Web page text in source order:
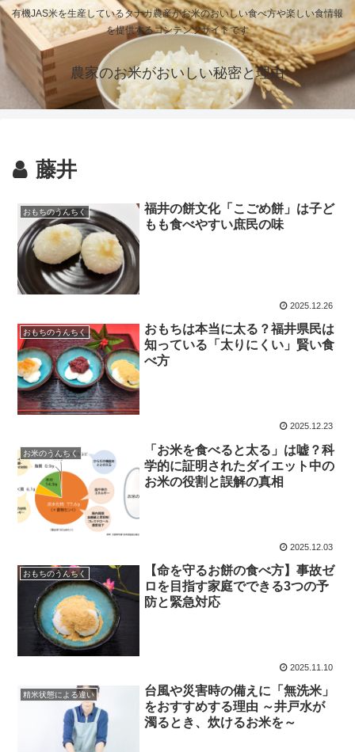
有機JAS米を生産しているタナカ農産がお米のおいしい食べ方や楽しい食情報
を提供するコンテンツサイトです
農家のお米がおいしい秘密と理由
藤井
おもちのうんちく
福井の餅文化「こごめ餅」は子ど
もも食べやすい庶民の味
2025.12.26
おもちのうんちく
おもちは本当に太る？福井県民は
知っている「太りにくい」賢い食
べ方
2025.12.23
お米のうんちく
「お米を食べると太る」は嘘？科
学的に証明されたダイエット中の
お米の役割と誤解の真相
2025.12.03
おもちのうんちく
【命を守るお餅の食べ方】事故ゼ
ロを目指す家庭でできる3つの予
防と緊急対応
2025.11.10
精米状態による違い
台風や災害時の備えに「無洗米」
をおすすめする理由 ～井戸水が
濁るとき、炊けるお米を～